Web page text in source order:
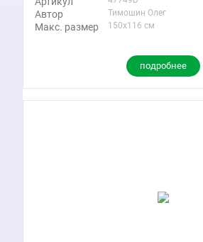
Автор Тимошин Олег
Макс. размер 150x116 см
подробнее